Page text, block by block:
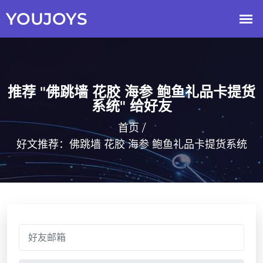
推荐 "佛跳墙 花胶 海参 鲍鱼礼品卡提货
系统" 给好友
首页 /
好文推荐：佛跳墙 花胶 海参 鲍鱼礼品卡提货系统